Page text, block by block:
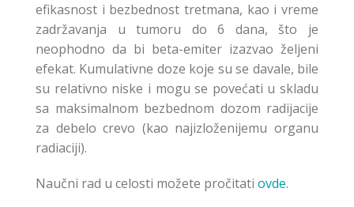
efikasnost i bezbednost tretmana, kao i vreme
zadržavanja u tumoru do 6 dana, što je
neophodno da bi beta-emiter izazvao željeni
efekat. Kumulativne doze koje su se davale, bile
su relativno niske i mogu se povećati u skladu
sa maksimalnom bezbednom dozom radijacije
za debelo crevo (kao najizloženijemu organu
radiaciji).
Naučni rad u celosti možete pročitati ovde.